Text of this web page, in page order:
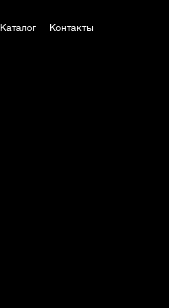
Каталог Контакты